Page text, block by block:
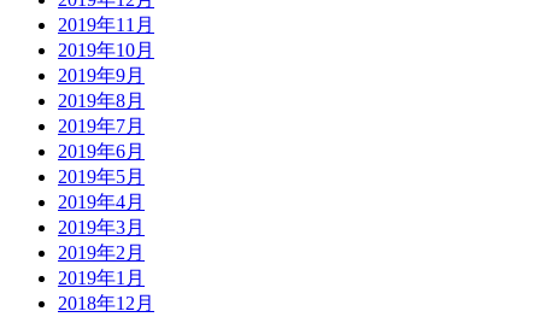
2019年11月
2019年10月
2019年9月
2019年8月
2019年7月
2019年6月
2019年5月
2019年4月
2019年3月
2019年2月
2019年1月
2018年12月